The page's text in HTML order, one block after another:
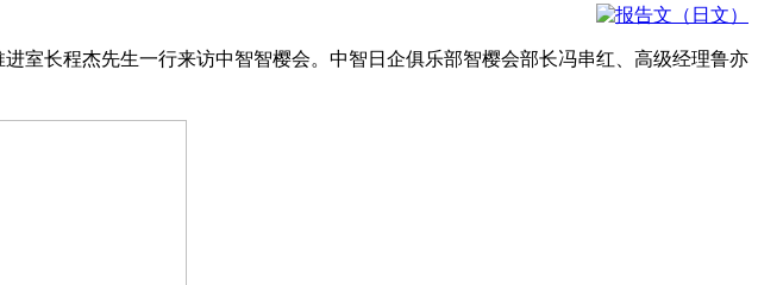
室长程杰先生一行来访中智智樱会。中智日企俱乐部智樱会部长冯串红、高级经理鲁亦